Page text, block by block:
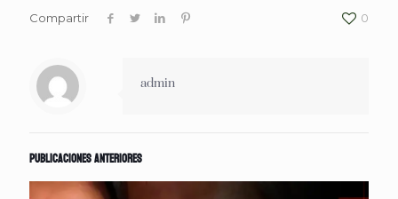
Compartir 0
admin
Publicaciones anteriores